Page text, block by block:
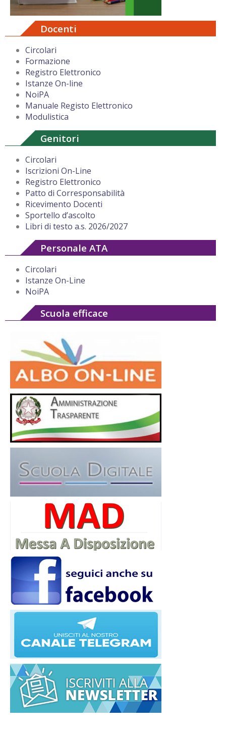
Docenti
Circolari
Formazione
Registro Elettronico
Istanze On-line
NoiPA
Manuale Registo Elettronico
Modulistica
Genitori
Circolari
Iscrizioni On-Line
Registro Elettronico
Patto di Corresponsabilità
Ricevimento Docenti
Sportello d’ascolto
Libri di testo a.s. 2026/2027
Personale ATA
Circolari
Istanze On-Line
NoiPA
Scuola efficace